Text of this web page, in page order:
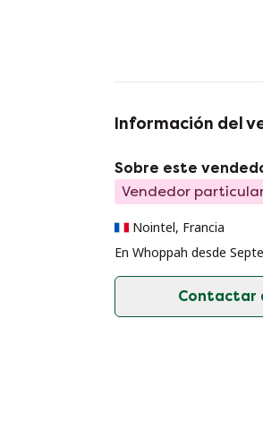
Información del
Sobre este
Vendedor
Nointel, Francia
En Whoppah desde
Contactar